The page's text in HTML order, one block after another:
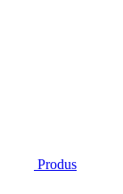
Produs